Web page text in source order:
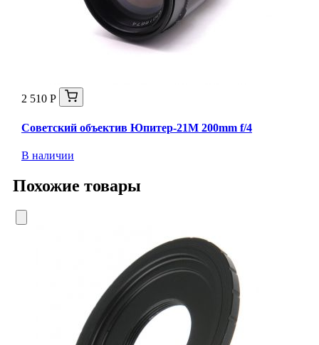
2 510 Р
Советский объектив Юпитер-21М 200mm f/4
В наличии
Похожие товары